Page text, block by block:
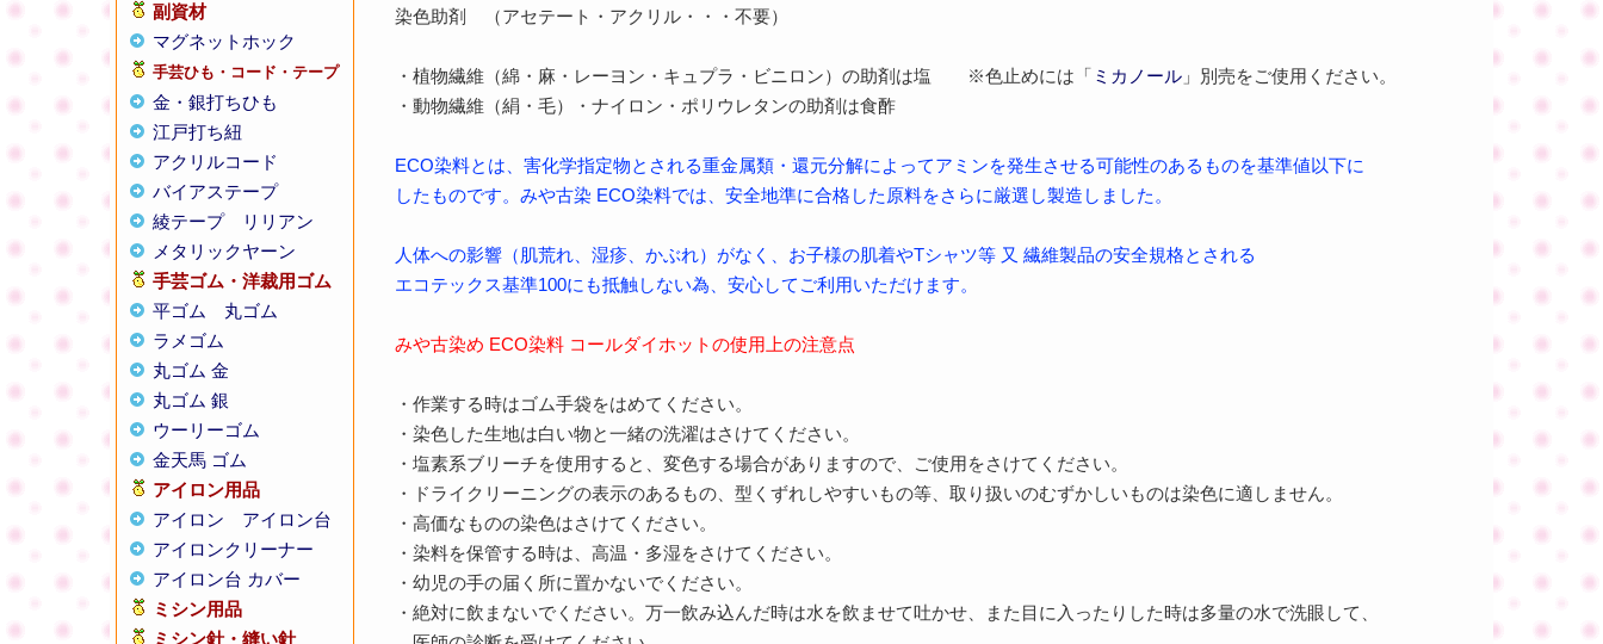
副資材
マグネットホック
手芸ひも・コード・テープ
金・銀打ちひも
江戸打ち紐
アクリルコード
バイアステープ
綾テープ
リリアン
メタリックヤーン
手芸ゴム・洋裁用ゴム
平ゴム
丸ゴム
ラメゴム
丸ゴム 金
丸ゴム 銀
ウーリーゴム
金天馬 ゴム
アイロン用品
アイロン
アイロン台
アイロンクリーナー
アイロン台 カバー
ミシン用品
ミシン針・縫い針
染色助剤 （アセテート・アクリル・・・不要）
・植物繊維（綿・麻・レーヨン・キュプラ・ビニロン）の助剤は塩 ※色止めには「 ミカノール」別売をご使用ください。
・動物繊維（絹・毛）・ナイロン・ポリウレタンの助剤は食酢
ECO染料とは、害化学指定物とされる重金属類・還元分解によってアミンを発生させる可能性のあるものを基準値以下に
したものです。みや古染 ECO染料では、安全地準に合格した原料をさらに厳選し製造しました。
人体への影響（肌荒れ、湿疹、かぶれ）がなく、お子様の肌着やTシャツ等 又 繊維製品の安全規格とされる
エコテックス基準100にも抵触しない為、安心してご利用いただけます。
みや古染め ECO染料 コールダイホットの使用上の注意点
・作業する時はゴム手袋をはめてください。
・染色した生地は白い物と一緒の洗濯はさけてください。
・塩素系ブリーチを使用すると、変色する場合がありますので、ご使用をさけてください。
・ドライクリーニングの表示のあるもの、型くずれしやすいもの等、取り扱いのむずかしいものは染色に適しません。
・高価なものの染色はさけてください。
・染料を保管する時は、高温・多湿をさけてください。
・幼児の手の届く所に置かないでください。
・絶対に飲まないでください。万一飲み込んだ時は水を飲ませて吐かせ、また目に入ったりした時は多量の水で洗眼して、